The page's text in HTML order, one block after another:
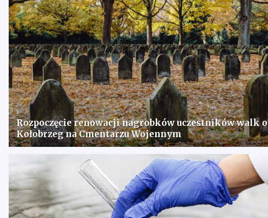
Rozpoczęcie renowacji nagrobków uczestników walk o
Kołobrzeg na Cmentarzu Wojennym